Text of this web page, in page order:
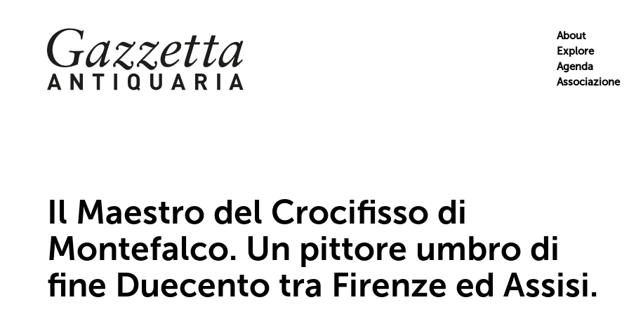
Skip
to
content
About
Explore
Agenda
Associazione
Il Maestro del Crocifisso di
Montefalco. Un pittore umbro di
fine Duecento tra Firenze ed Assisi.